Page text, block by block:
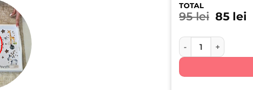
TOTAL
95lei Prețul
85 lei
Cantitate Tavita